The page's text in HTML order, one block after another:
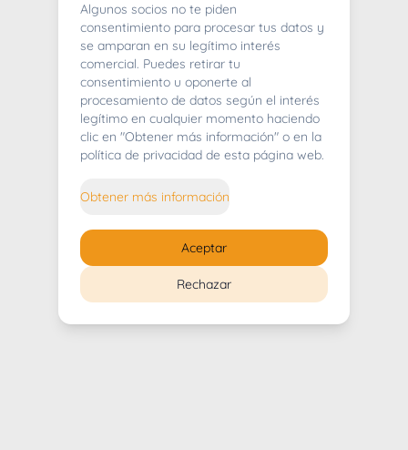
404
Whoops! Lo sentimos mucho.
Algunos socios no te piden
consentimiento para procesar tus datos y
se amparan en su legítimo interés
comercial. Puedes retirar tu
consentimiento u oponerte al
procesamiento de datos según el interés
legítimo en cualquier momento haciendo
clic en "Obtener más información" o en la
política de privacidad de esta página web.
Obtener más información
Rechazar
Aceptar